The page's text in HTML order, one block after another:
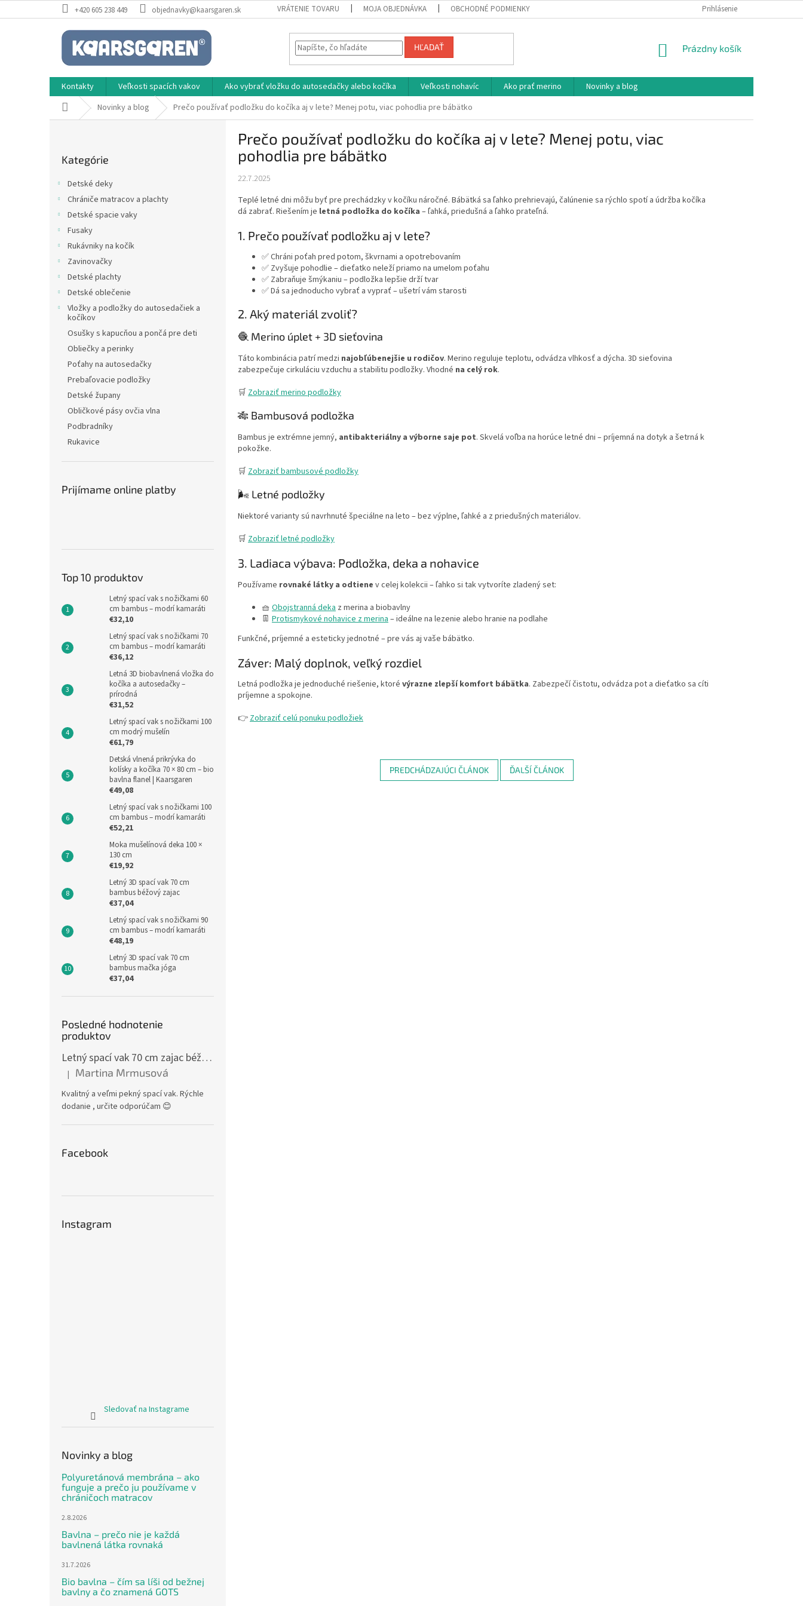
na
+420 605 238 449 objednavky@kaarsgaren.sk VRÁTENIE TOVARU MOJA OBJEDNÁVKA OBCHODNÉ PODMIENKY AKO NAKUPOVAŤ
Prihlásenie
HĽADAŤ
NÁKUPNÝ
Prázdny košík
Kontakty Veľkosti spacích vakov Ako vybrať vložku do autosedačky alebo kočíka Veľkosti nohavíc Ako prať merino
Novinky a blog
DomovNovinky a blog Prečo používať podložku do kočíka aj v lete? Menej potu, viac pohodlia pre bábätko
kategórie
Kategórie
Detské deky
Chrániče matracov a plachty
Detské spacie vaky
Fusaky
Rukávniky na kočík
Zavinovačky
Detské plachty
Detské oblečenie
Vložky a podložky do autosedačiek a
kočíkov
Osušky s kapucňou a pončá pre deti
Obliečky a perinky
Poťahy na autosedačky
Prebaľovacie podložky
Detské župany
Obličkové pásy ovčia vlna
Podbradníky
Rukavice
Prijímame online platby
Top 10 produktov
Letný spací vak s nožičkami 60
cm bambus – modrí kamaráti
€32,10
Letný spací vak s nožičkami 70
cm bambus – modrí kamaráti
€36,12
Letná 3D biobavlnená vložka do
kočíka a autosedačky –
prírodná
€31,52
Letný spací vak s nožičkami 100
cm modrý mušelín
€61,79
Detská vlnená prikrývka do
kolísky a kočíka 70 × 80 cm – bio
bavlna flanel | Kaarsgaren
€49,08
Letný spací vak s nožičkami 100
cm bambus – modrí kamaráti
€52,21
Moka mušelínová deka 100 ×
130 cm
€19,92
Letný 3D spací vak 70 cm
bambus béžový zajac
€37,04
Letný spací vak s nožičkami 90
cm bambus – modrí kamaráti
€48,19
Letný 3D spací vak 70 cm
bambus mačka jóga
€37,04
Posledné hodnotenie
produktov
Letný spací vak 70 cm zajac béžový zips na boku
Hodnotenie produktu je 5 z 5 hviezdičiek.
| Martina Mrmusová
Kvalitný a veľmi pekný spací vak. Rýchle
dodanie , určite odporúčam 😊
Facebook
Instagram
Sledovať na Instagrame
Novinky a blog
Polyuretánová membrána – ako
funguje a prečo ju používame v
chráničoch matracov
2.8.2026
Bavlna – prečo nie je každá
bavlnená látka rovnaká
31.7.2026
Bio bavlna – čím sa líši od bežnej
bavlny a čo znamená GOTS
Prečo používať podložku do kočíka aj v lete? Menej potu, viac
pohodlia pre bábätko
22.7.2025
Teplé letné dni môžu byť pre prechádzky v kočíku náročné. Bábätká sa ľahko prehrievajú, čalúnenie sa rýchlo spotí a údržba kočíka
dá zabrať. Riešením je letná podložka do kočíka – ľahká, priedušná a ľahko prateľná.
1. Prečo používať podložku aj v lete?
✅ Chráni poťah pred potom, škvrnami a opotrebovaním
✅ Zvyšuje pohodlie – dieťatko neleží priamo na umelom poťahu
✅ Zabraňuje šmýkaniu – podložka lepšie drží tvar
✅ Dá sa jednoducho vybrať a vyprať – ušetrí vám starosti
2. Aký materiál zvoliť?
🧶 Merino úplet + 3D sieťovina
Táto kombinácia patrí medzi najobľúbenejšie u rodičov. Merino reguluje teplotu, odvádza vlhkosť a dýcha. 3D sieťovina
zabezpečuje cirkuláciu vzduchu a stabilitu podložky. Vhodné na celý rok.
🛒 Zobraziť merino podložky
🎋 Bambusová podložka
Bambus je extrémne jemný, antibakteriálny a výborne saje pot. Skvelá voľba na horúce letné dni – príjemná na dotyk a šetrná k
pokožke.
🛒 Zobraziť bambusové podložky
🌬️ Letné podložky
Niektoré varianty sú navrhnuté špeciálne na leto – bez výplne, ľahké a z priedušných materiálov.
🛒 Zobraziť letné podložky
3. Ladiaca výbava: Podložka, deka a nohavice
Používame rovnaké látky a odtiene v celej kolekcii – ľahko si tak vytvoríte zladený set:
🧺 Obojstranná deka z merina a biobavlny
👖 Protismykové nohavice z merina – ideálne na lezenie alebo hranie na podlahe
Funkčné, príjemné a esteticky jednotné – pre vás aj vaše bábätko.
Záver: Malý doplnok, veľký rozdiel
Letná podložka je jednoduché riešenie, ktoré výrazne zlepší komfort bábätka. Zabezpečí čistotu, odvádza pot a dieťatko sa cíti
príjemne a spokojne.
👉Zobraziť celú ponuku podložiek
PREDCHÁDZAJÚCI ČLÁNOK ĎALŠÍ ČLÁNOK